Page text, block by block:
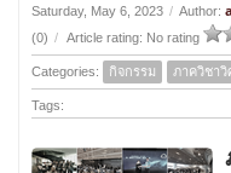
Saturday, May 6, 2023 / Author:
(0) / Article rating: No rating
Categories: กิจกรรม ภาควิชาวิ
Tags: